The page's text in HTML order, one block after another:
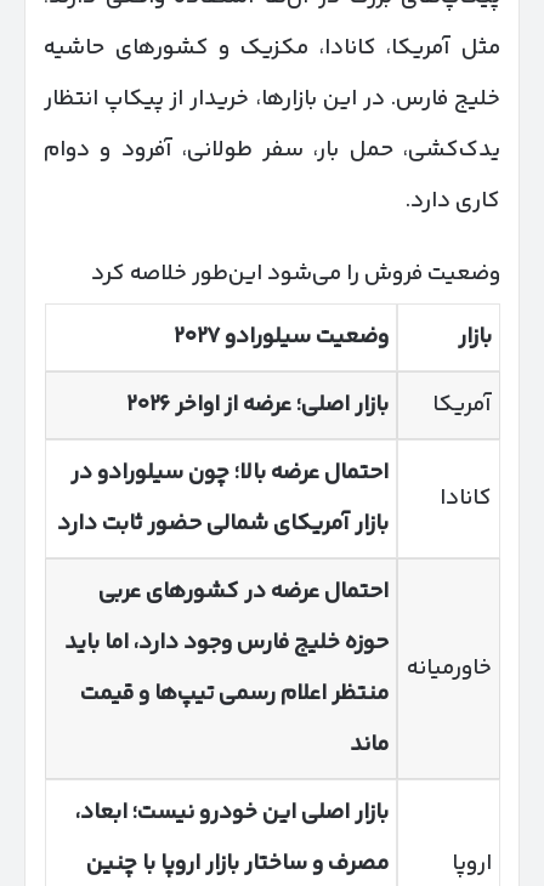
مثل آمریکا، کانادا، مکزیک و کشورهای حاشیه
خلیج فارس. در این بازارها، خریدار از پیکاپ انتظار
یدک‌کشی، حمل بار، سفر طولانی، آفرود و دوام
کاری دارد.
وضعیت فروش را می‌شود این‌طور خلاصه کرد
بازار
وضعیت سیلورادو۲۰۲۷
آمریکا
بازار اصلی؛ عرضه از اواخر۲۰۲۶
کانادا
احتمال عرضه بالا؛ چون سیلورادو در
بازار آمریکای شمالی حضور ثابت دارد
خاورمیانه
احتمال عرضه در کشورهای عربی
حوزه خلیج فارس وجود دارد، اما باید
منتظر اعلام رسمی تیپ‌ها و قیمت
ماند
اروپا
بازار اصلی این خودرو نیست؛ ابعاد،
مصرف و ساختار بازار اروپا با چنین